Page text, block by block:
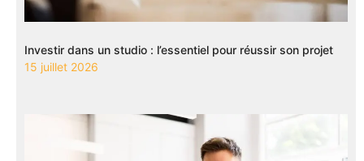
Investir dans un studio : l’essentiel pour réussir son projet
15 juillet 2026